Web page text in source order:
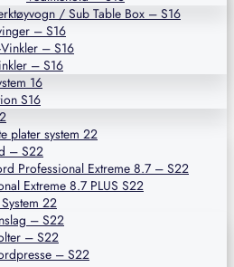
/ Sub Table Box – S16
– S16
Vinkler – S16
– S16
16
S16
plater system 22
– S22
Professional Extreme 8.7 – S22
Extreme 8.7 PLUS S22
22
– S22
– S22
– S22